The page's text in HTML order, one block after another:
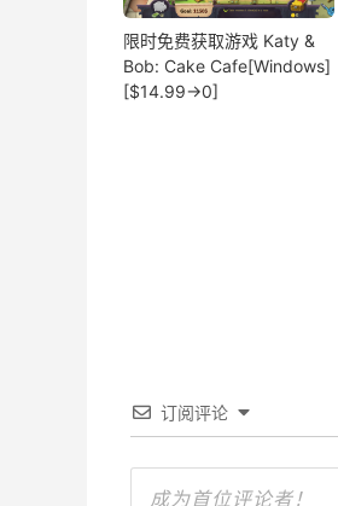
限时免费获取游戏 Katy &
Bob: Cake Cafe[Windows]
[$14.99→0]
订阅评论